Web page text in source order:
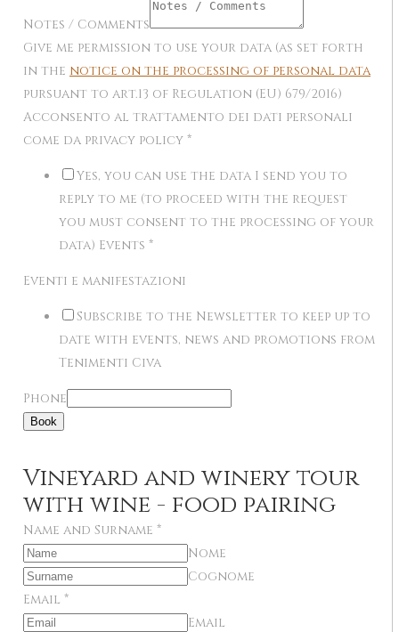
Notes / Comments
Give me permission to use your data (as set forth
in the notice on the processing of personal data
pursuant to art.13 of Regulation (EU) 679/2016)
Acconsento al trattamento dei dati personali
come da privacy policy *
Yes, you can use the data I send you to
reply to me (to proceed with the request
you must consent to the processing of your
data) Events *
Eventi e manifestazioni
Subscribe to the Newsletter to keep up to
date with events, news and promotions from
Tenimenti Civa
Phone
Book
Vineyard and winery tour
with wine - food pairing
Name and Surname *
Nome
Cognome
Email *
Email